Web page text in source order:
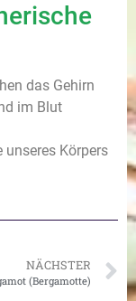
das Gehirn
im Blut
Körpers
NÄCHSTER
(Bergamotte)